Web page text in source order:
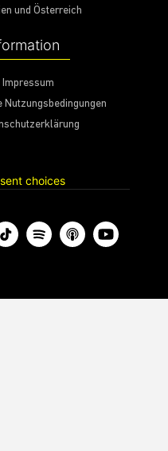
und Österreich
Impressum
Nutzungsbedingungen
choices